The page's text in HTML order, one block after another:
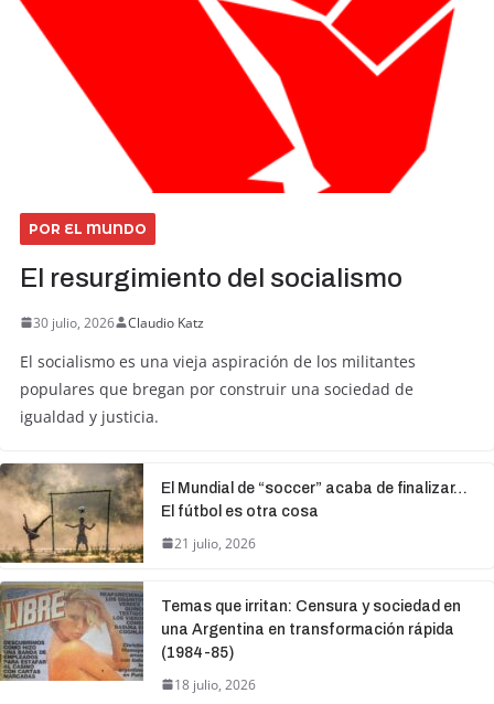
POR EL MUNDO
El resurgimiento del socialismo
30 julio, 2026 Claudio Katz
El socialismo es una vieja aspiración de los militantes
populares que bregan por construir una sociedad de
igualdad y justicia.
El Mundial de “soccer” acaba de finalizar…
El fútbol es otra cosa
21 julio, 2026
Temas que irritan: Censura y sociedad en
una Argentina en transformación rápida
(1984-85)
18 julio, 2026